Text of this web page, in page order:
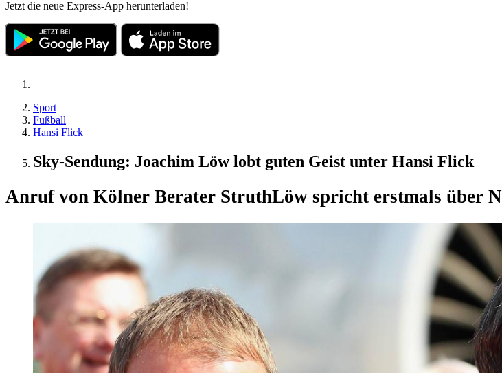
Jetzt die neue Express-App herunterladen!
Sport
Fußball
Hansi Flick
Sky-Sendung: Joachim Löw lobt guten Geist unter Hansi Flick
Anruf von Kölner Berater StruthLöw spricht erstmals über